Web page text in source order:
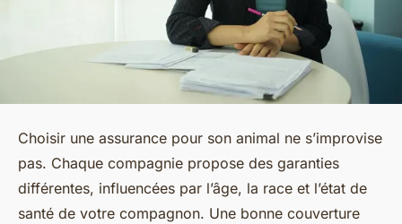
Choisir une assurance pour son animal ne s’improvise
pas. Chaque compagnie propose des garanties
différentes, influencées par l’âge, la race et l’état de
santé de votre compagnon. Une bonne couverture